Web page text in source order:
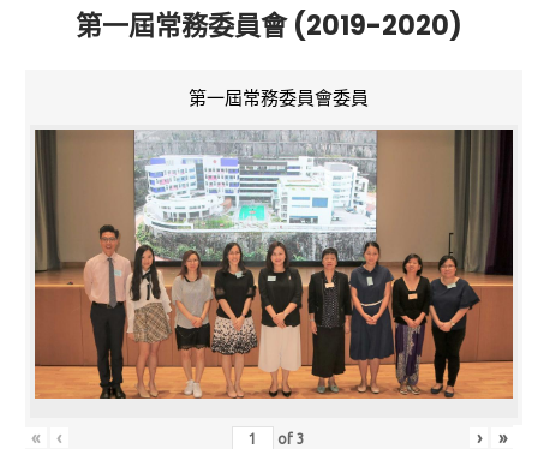
第一屆常務委員會 (2019-2020)
第一屆常務委員會委員
« ‹ of3 › »